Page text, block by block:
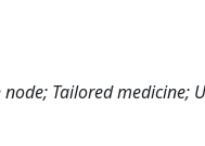
Tailored medicine;